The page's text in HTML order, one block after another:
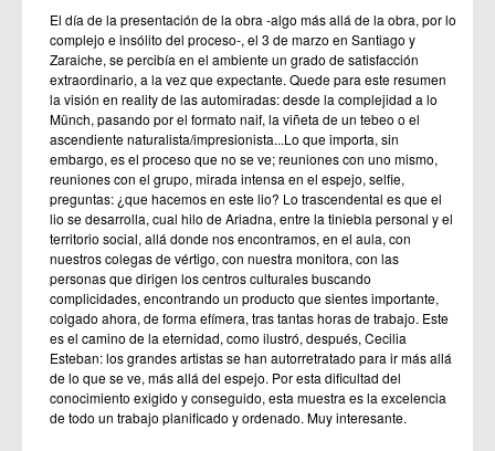
El día de la presentación de la obra -algo más allá de la obra, por lo
complejo e insólito del proceso-, el 3 de marzo en Santiago y
Zaraiche, se percibía en el ambiente un grado de satisfacción
extraordinario, a la vez que expectante. Quede para este resumen
la visión en reality de las automiradas: desde la complejidad a lo
Münch, pasando por el formato naif, la viñeta de un tebeo o el
ascendiente naturalista/impresionista...Lo que importa, sin
embargo, es el proceso que no se ve; reuniones con uno mismo,
reuniones con el grupo, mirada intensa en el espejo, selfie,
preguntas: ¿que hacemos en este lio? Lo trascendental es que el
lio se desarrolla, cual hilo de Ariadna, entre la tiniebla personal y el
territorio social, allá donde nos encontramos, en el aula, con
nuestros colegas de vértigo, con nuestra monitora, con las
personas que dirigen los centros culturales buscando
complicidades, encontrando un producto que sientes importante,
colgado ahora, de forma efímera, tras tantas horas de trabajo. Este
es el camino de la eternidad, como ilustró, después, Cecilia
Esteban: los grandes artistas se han autorretratado para ir más allá
de lo que se ve, más allá del espejo. Por esta dificultad del
conocimiento exigido y conseguido, esta muestra es la excelencia
de todo un trabajo planificado y ordenado. Muy interesante.